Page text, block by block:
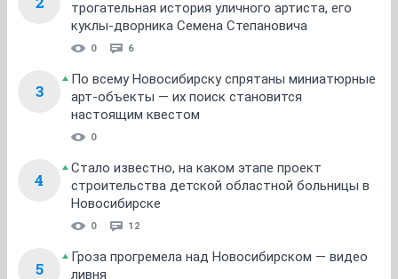
трогательная история уличного артиста, его
куклы-дворника Семена Степановича
0 6
3
По всему Новосибирску спрятаны миниатюрные
арт-объекты — их поиск становится
настоящим квестом
0
4
Стало известно, на каком этапе проект
строительства детской областной больницы в
Новосибирске
0 12
5
Гроза прогремела над Новосибирском — видео
ливня